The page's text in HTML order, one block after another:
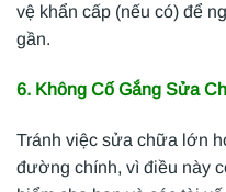
vệ khẩn cấp (nếu có) để
gần.
6. Không Cố Gắng Sửa
Tránh việc sửa chữa lớn
đường chính, vì điều này